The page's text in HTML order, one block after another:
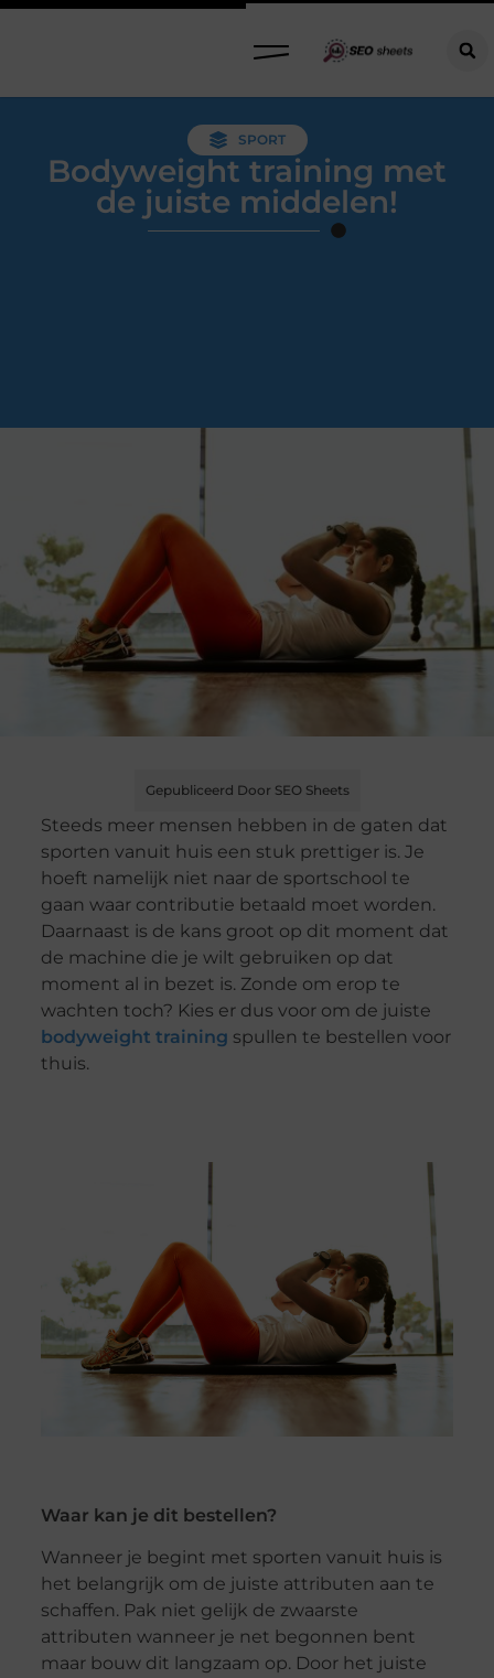
SPORT
Bodyweight training met
de juiste middelen!
Gepubliceerd Door SEO Sheets
Steeds meer mensen hebben in de gaten dat
sporten vanuit huis een stuk prettiger is. Je
hoeft namelijk niet naar de sportschool te
gaan waar contributie betaald moet worden.
Daarnaast is de kans groot op dit moment dat
de machine die je wilt gebruiken op dat
moment al in bezet is. Zonde om erop te
wachten toch? Kies er dus voor om de juiste
bodyweight training spullen te bestellen voor
thuis.
Waar kan je dit bestellen?
Wanneer je begint met sporten vanuit huis is
het belangrijk om de juiste attributen aan te
schaffen. Pak niet gelijk de zwaarste
attributen wanneer je net begonnen bent
maar bouw dit langzaam op. Door het juiste